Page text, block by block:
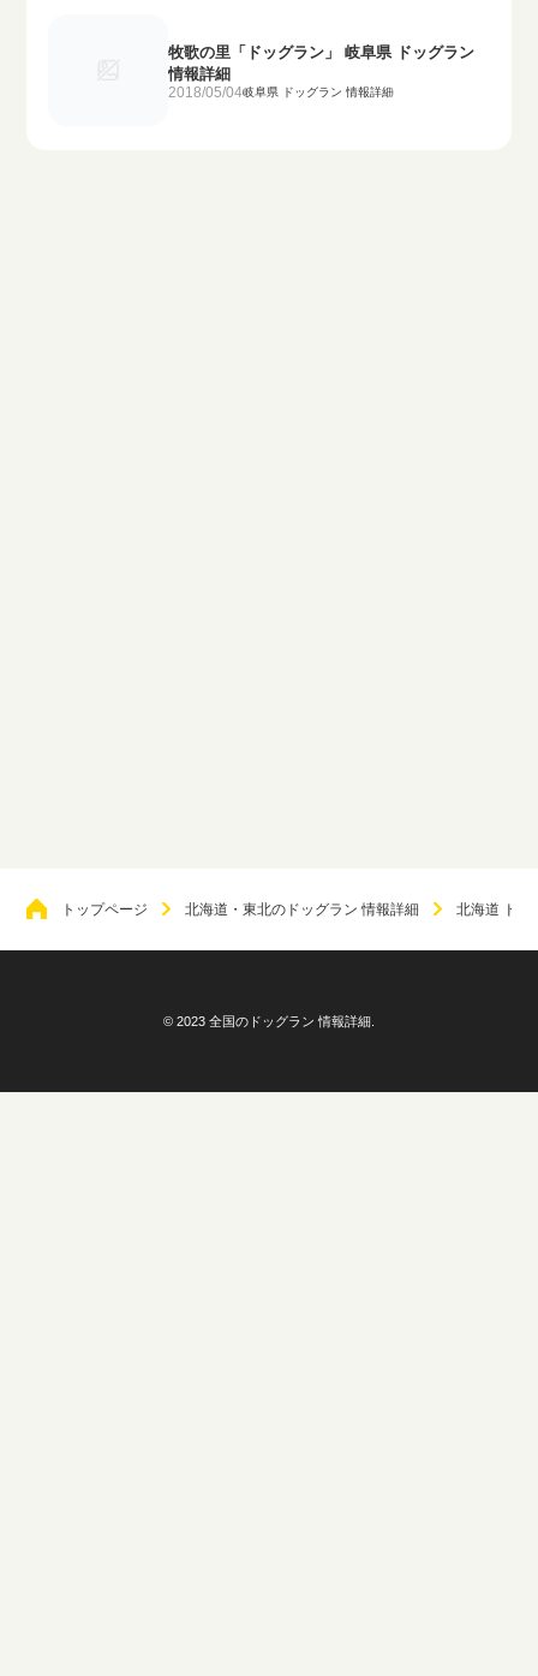
牧歌の里「ドッグラン」 岐阜県 ドッグラン
情報詳細
2018/05/04岐阜県 ドッグラン 情報詳細
トップページ 北海道・東北のドッグラン 情報詳細 北海道 ドッ
© 2023 全国のドッグラン 情報詳細.